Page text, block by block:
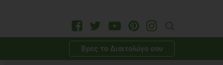
Βρες το Διαιτολόγο σου